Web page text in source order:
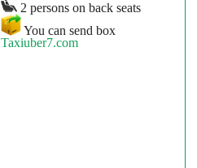
2 persons on back seats
You can send box
Taxiuber7.com